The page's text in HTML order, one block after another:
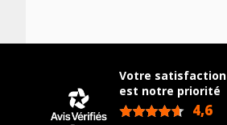
Votre satisfaction
est notre priorité
4,6